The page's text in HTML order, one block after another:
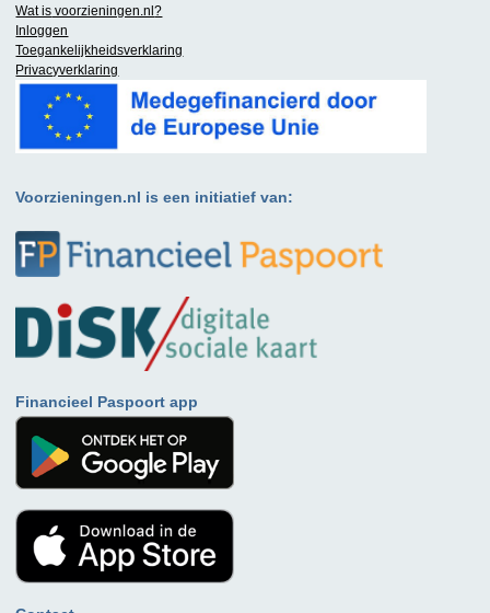
Wat is voorzieningen.nl?
Inloggen
Toegankelijkheidsverklaring
Privacyverklaring
Voorzieningen.nl is een initiatief van:
Financieel Paspoort app